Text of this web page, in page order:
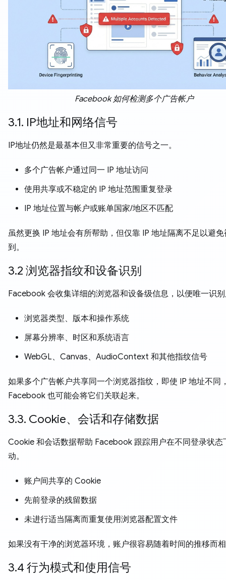
Facebook 如何检测多个广告帐户
3.1. IP地址和网络信号
IP地址仍然是最基本但又非常重要的信号之一。
多个广告帐户通过同一 IP 地址访问
使用共享或不稳定的 IP 地址范围重复登录
IP 地址位置与帐户或账单国家/地区不匹配
虽然更换 IP 地址会有所帮助，但仅靠 IP 地址隔离不足以避
到。
3.2 浏览器指纹和设备识别
Facebook 会收集详细的浏览器和设备级信息，以便唯一识
浏览器类型、版本和操作系统
屏幕分辨率、时区和系统语言
WebGL、Canvas、AudioContext 和其他指纹信号
如果多个广告帐户共享同一个浏览器指纹，即使 IP 地址不同
Facebook 也可能会将它们关联起来。
3.3. Cookie、会话和存储数据
Cookie 和会话数据帮助 Facebook 跟踪用户在不同登录状态
动。
账户间共享的 Cookie
先前登录的残留数据
未进行适当隔离而重复使用浏览器配置文件
如果没有干净的浏览器环境，账户很容易随着时间的推移而
3.4 行为模式和使用信号